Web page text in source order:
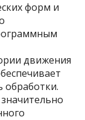
форм и
движения
обработки.